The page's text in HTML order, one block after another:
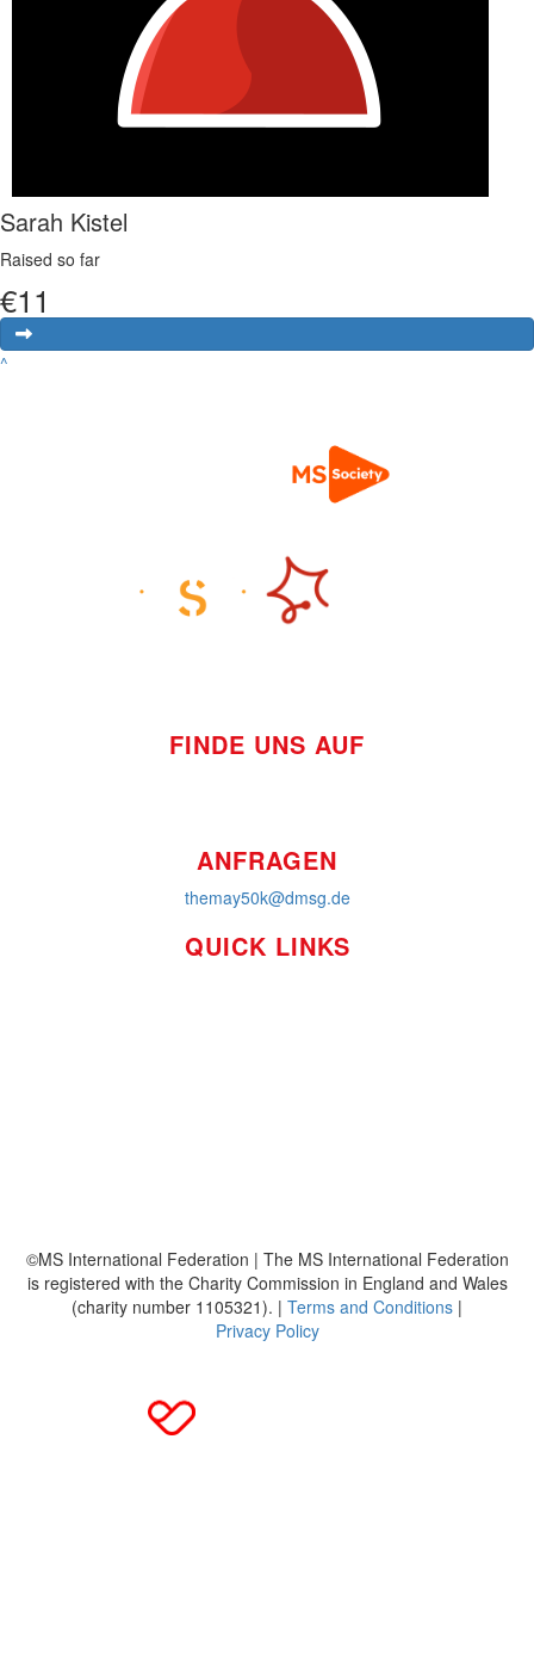
Sarah Kistel
Raised so far
€11
^
FINDE UNS AUF
ANFRAGEN
themay50k@dmsg.de
QUICK LINKS
©MS International Federation | The MS International Federation
is registered with the Charity Commission in England and Wales
(charity number 1105321). | Terms and Conditions |
Privacy Policy